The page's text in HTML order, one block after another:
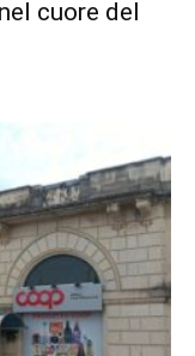
cuore del